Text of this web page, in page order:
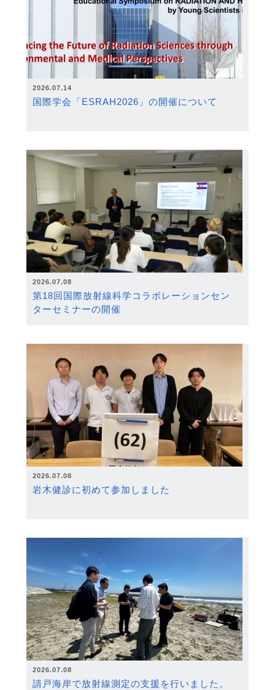
2026.07.14
国際学会「ESRAH2026」の開催について
2026.07.08
第18回国際放射線科学コラボレーションセン
ターセミナーの開催
2026.07.08
岩木健診に初めて参加しました
2026.07.08
請戸海岸で放射線測定の支援を行いました。